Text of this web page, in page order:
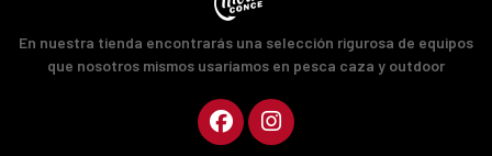
En nuestra tienda encontrarás una selección rigurosa de equipos
que nosotros mismos usaríamos en pesca caza y outdoor